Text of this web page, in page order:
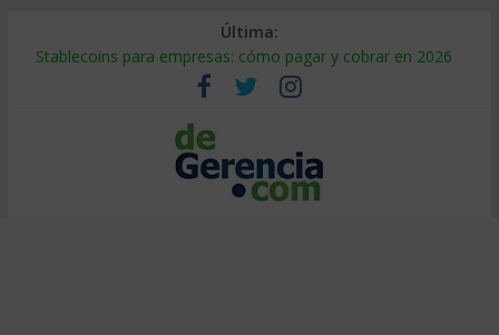
Última:
Stablecoins para empresas: cómo pagar y cobrar en 2026
Despido silencioso: qué es y por qué sale tan caro
IA en selección de personal: cómo auditarla a tiempo
Trabajo forzoso en la cadena de suministro: qué hacer
Mercado hispano de EE. UU.: cómo segmentarlo y venderle